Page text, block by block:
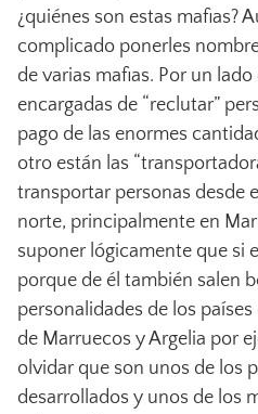
¿quiénes son estas mafias?
complicado ponerles
de varias mafias. Por un
encargadas de “reclutar”
pago de las enormes
otro están las
transportar personas desde
norte, principalmente en
suponer lógicamente que si
porque de él también salen
personalidades de los
de Marruecos y Argelia por
olvidar que son unos de los
desarrollados y unos de los